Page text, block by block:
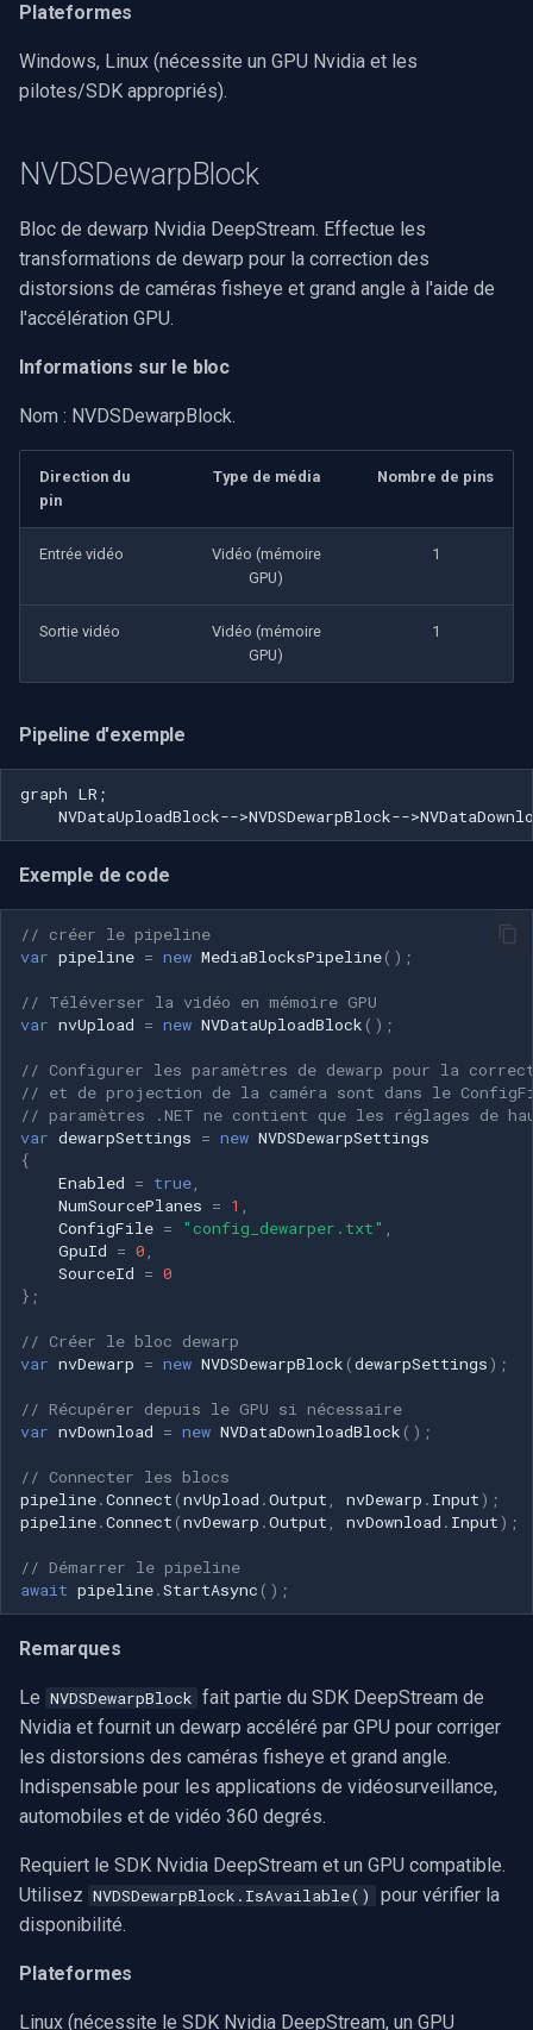
Plateformes
Windows, Linux (nécessite un GPU Nvidia et les
pilotes/SDK appropriés).
NVDSDewarpBlock
Bloc de dewarp Nvidia DeepStream. Effectue les
transformations de dewarp pour la correction des
distorsions de caméras fisheye et grand angle à l'aide de
l'accélération GPU.
Informations sur le bloc
Nom : NVDSDewarpBlock.
Direction du
pin
Type de média Nombre de pins
Entrée vidéo
Vidéo (mémoire
GPU)
1
Sortie vidéo
Vidéo (mémoire
GPU)
1
Pipeline d'exemple
graph LR;
NVDataUploadBlock-->NVDSDewarpBlock--
Exemple de code
// créer le pipeline
var pipeline = new MediaBlocksPipeline();
// Téléverser la vidéo en mémoire GPU
var nvUpload = new NVDataUploadBlock ();
// Configurer les paramètres de dewarp pour la
// et de projection de la caméra sont dans le
// paramètres .NET ne contient que les réglages de
var dewarpSettings = new NVDSDewarpSettings
{
Enabled = true
NumSourcePlanes = 1
ConfigFile = "config_dewarper.txt"
GpuId = 0
SourceId = 0
};
// Créer le bloc dewarp
var nvDewarp = new NVDSDewarpBlock (dewarpSettings);
// Récupérer depuis le GPU si nécessaire
var nvDownload = new NVDataDownloadBlock ();
// Connecter les blocs
pipeline.Connect (nvUpload .Output nvDewarp . Input);
pipeline.Connect (nvDewarp .Output nvDownload . Input);
// Démarrer le pipeline
await pipeline.StartAsync ();
Remarques
Le NVDSDewarpBlock fait partie du SDK DeepStream de
Nvidia et fournit un dewarp accéléré par GPU pour corriger
les distorsions des caméras fisheye et grand angle.
Indispensable pour les applications de vidéosurveillance,
automobiles et de vidéo 360 degrés.
Requiert le SDK Nvidia DeepStream et un GPU compatible.
Utilisez NVDSDewarpBlock.IsAvailable()
pour vérifier la
disponibilité.
Plateformes
Linux (nécessite le SDK Nvidia DeepStream, un GPU